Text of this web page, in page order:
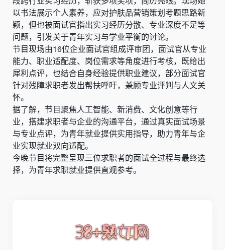
以书法展示个人素养，应对护肤品营销策划考题思路新
颖，但也被面试官指出实习经历分散、专业深度不足等
问题，引发关于青年实习与学业平衡的讨论。
节目现场由16位企业面试官组成评审团，面试官从专业
能力、职业适配度、岗位需求等角度进行考核，既给出
犀利点评，也结合自身经验提供职业建议，部分面试官
针对残障求职者发出帮扶呼吁，兼顾专业评判与人文关
怀。
据了解，节目聚焦人工智能、新消费、文化创意等行
业，搭建求职者与企业的沟通平台，通过真实面试场景
与专业点评，为青年就业提供实用指导，助力青年与企
业实现就业双向适配。
今晚节目将完整呈现三位求职者的面试全过程与最终选
择，为青年求职就业提供直观参考。